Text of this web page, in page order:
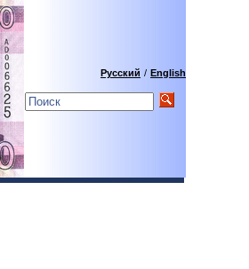
Русский / English